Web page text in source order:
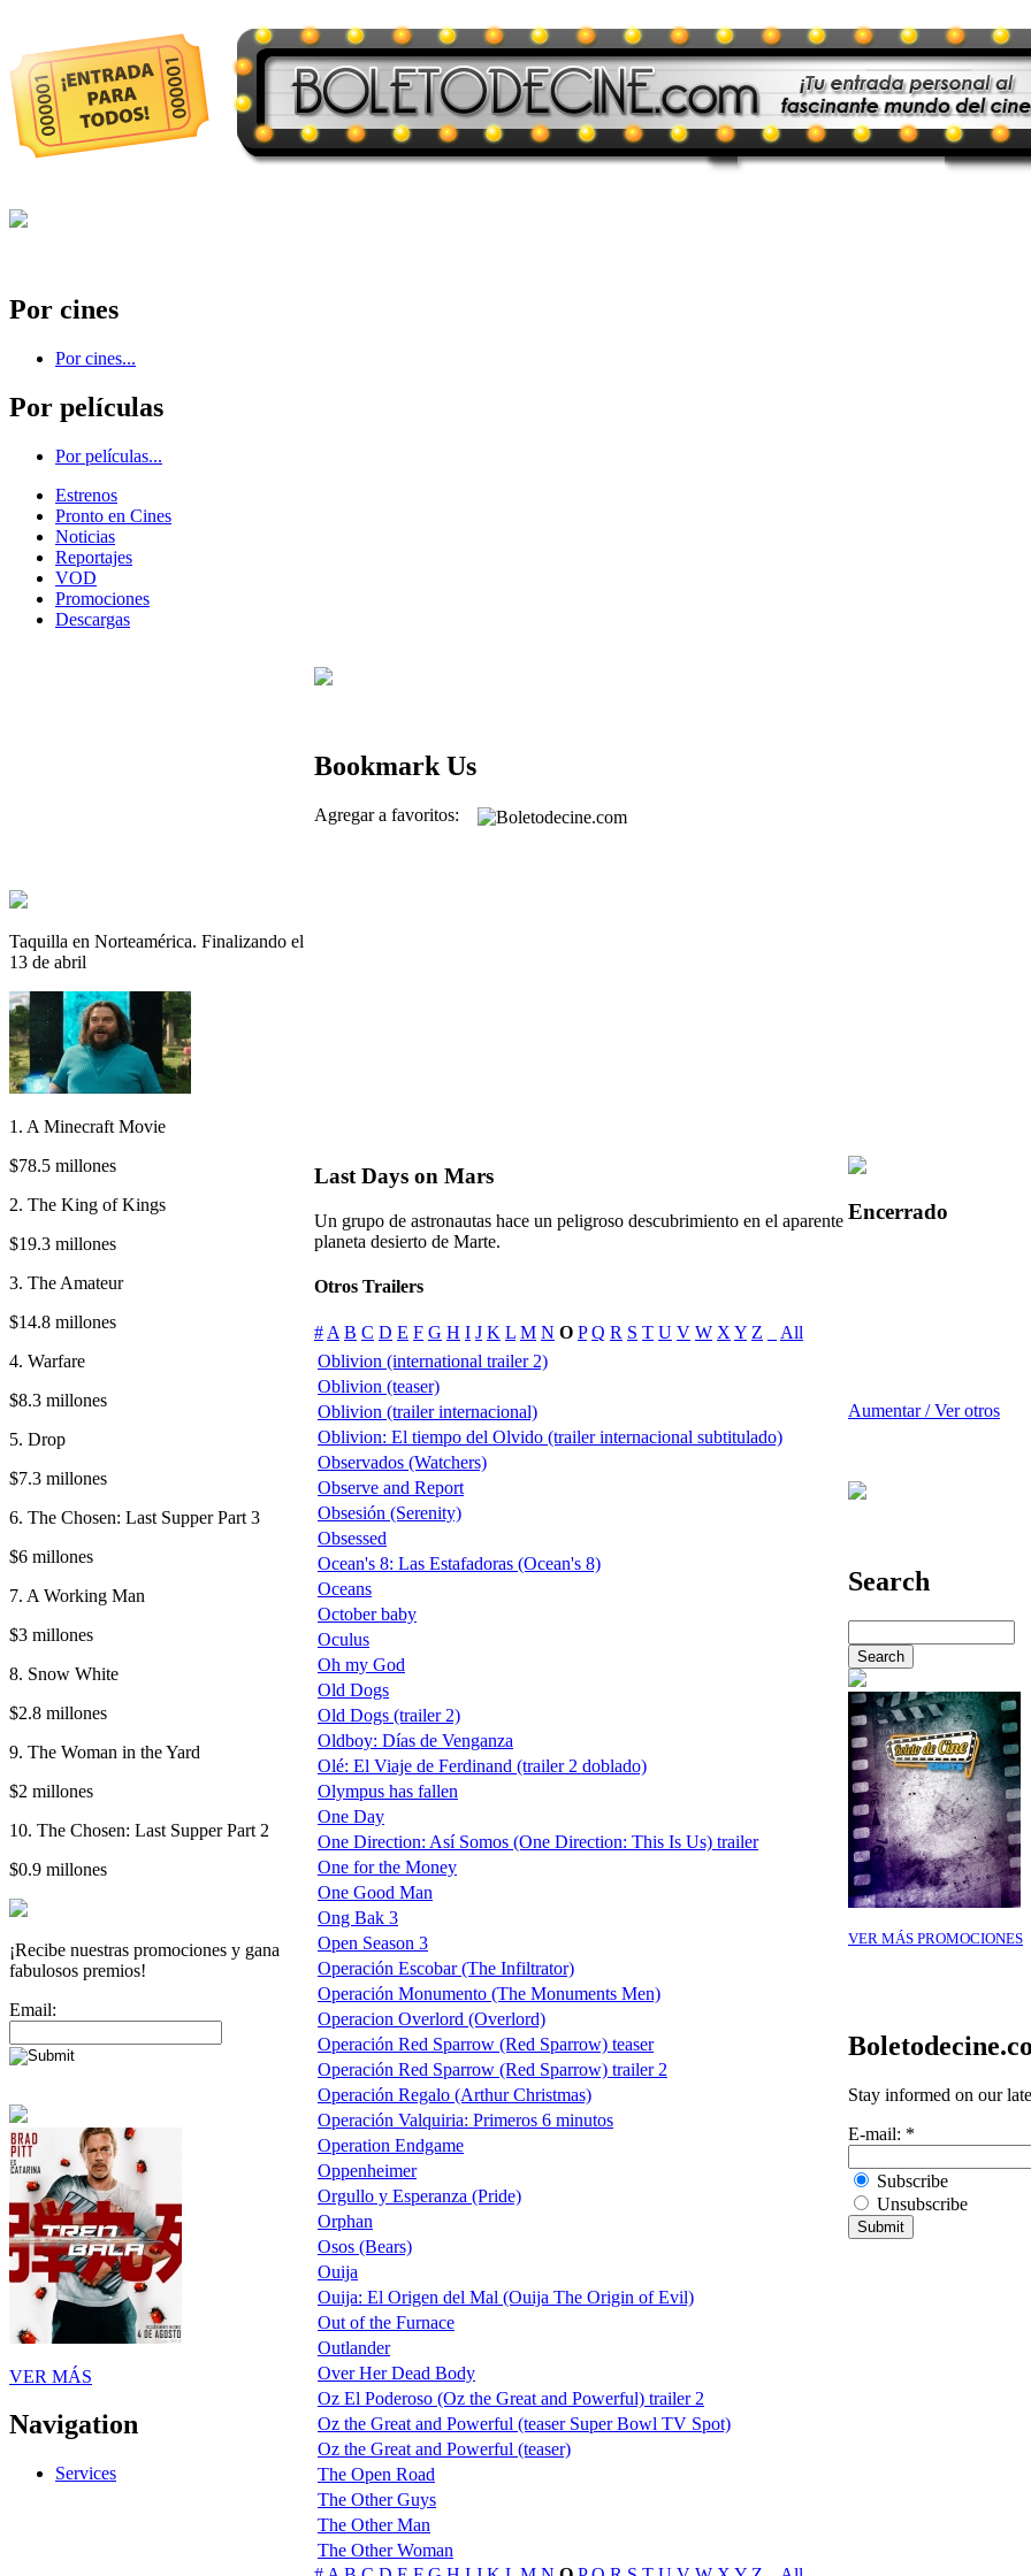
Por cines
Por cines...
Por películas
Por películas...
Estrenos
Pronto en Cines
Noticias
Reportajes
VOD
Promociones
Descargas
Taquilla en Norteamérica. Finalizando el
13 de abril
1. A Minecraft Movie
$78.5 millones
2. The King of Kings
$19.3 millones
3. The Amateur
$14.8 millones
4. Warfare
$8.3 millones
5. Drop
$7.3 millones
6. The Chosen: Last Supper Part 3
$6 millones
7. A Working Man
$3 millones
8. Snow White
$2.8 millones
9. The Woman in the Yard
$2 millones
10. The Chosen: Last Supper Part 2
$0.9 millones
¡Recibe nuestras promociones y gana
fabulosos premios!
Email:
VER MÁS
Navigation
Services
Bookmark Us
Agregar a favoritos:
Last Days on Mars
Un grupo de astronautas hace un peligroso descubrimiento en el aparente
planeta desierto de Marte.
Otros Trailers
# A B C D E F G H I J K L M N O P Q R S T U V W X Y Z
All
Oblivion (international trailer 2)
Oblivion (teaser)
Oblivion (trailer internacional)
Oblivion: El tiempo del Olvido (trailer internacional subtitulado)
Observados (Watchers)
Observe and Report
Obsesión (Serenity)
Obsessed
Ocean's 8: Las Estafadoras (Ocean's 8)
Oceans
October baby
Oculus
Oh my God
Old Dogs
Old Dogs (trailer 2)
Oldboy: Días de Venganza
Olé: El Viaje de Ferdinand (trailer 2 doblado)
Olympus has fallen
One Day
One Direction: Así Somos (One Direction: This Is Us) trailer
One for the Money
One Good Man
Ong Bak 3
Open Season 3
Operación Escobar (The Infiltrator)
Operación Monumento (The Monuments Men)
Operacion Overlord (Overlord)
Operación Red Sparrow (Red Sparrow) teaser
Operación Red Sparrow (Red Sparrow) trailer 2
Operación Regalo (Arthur Christmas)
Operación Valquiria: Primeros 6 minutos
Operation Endgame
Oppenheimer
Orgullo y Esperanza (Pride)
Orphan
Osos (Bears)
Ouija
Ouija: El Origen del Mal (Ouija The Origin of Evil)
Out of the Furnace
Outlander
Over Her Dead Body
Oz El Poderoso (Oz the Great and Powerful) trailer 2
Oz the Great and Powerful (teaser Super Bowl TV Spot)
Oz the Great and Powerful (teaser)
The Open Road
The Other Guys
The Other Man
The Other Woman
Encerrado
Aumentar / Ver otros
Search
VER MÁS PROMOCIONES
Stay informed on our
E-mail: *
Subscribe
Unsubscribe